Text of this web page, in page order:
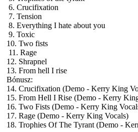
6. Crucifixation
7. Tension
8. Everything I hate about you
9. Toxic
10. Two fists
11. Rage
12. Shrapnel
13. From hell I rise
Bónusz:
14. Crucifixation (Demo - Kerry King
15. From Hell I Rise (Demo - Kerry
16. Two Fists (Demo - Kerry King
17. Rage (Demo - Kerry King Vocals)
18. Trophies Of The Tyrant (Demo -